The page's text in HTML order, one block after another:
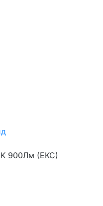
900Лм (ЕКС)